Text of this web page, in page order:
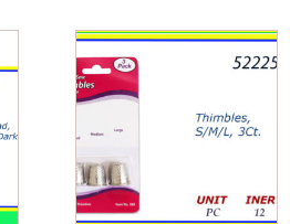
THIMBLES
ASSORTED
quantity